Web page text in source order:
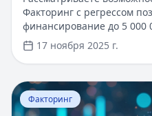
Факторинг с регрессом
финансирование до 5 000
течение 24 часов.
минимальный пакет
получения средств
погашения и
клиенту. Первый месяц
комиссией для новых
17 ноября 2025 г.
Перейти к статье:
Факторинг